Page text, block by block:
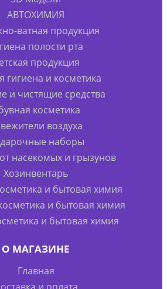
АВТОХИМИЯ
ватная продукция
полости рта
продукция
гигиена и косметика
и чистящие средства
косметика
воздуха
наборы
насекомых и грызунов
Хозинвентарь
и бытовая химия
и бытовая химия
и бытовая химия
О МАГАЗИНЕ
Главная